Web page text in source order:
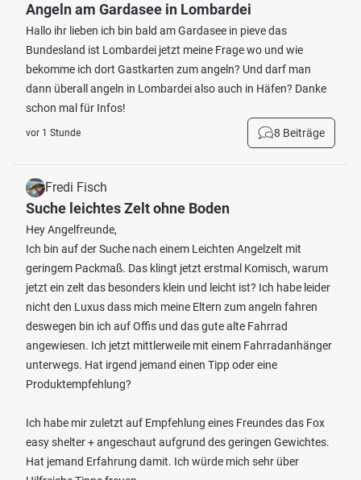
Angeln am Gardasee in Lombardei
Hallo ihr lieben ich bin bald am Gardasee in pieve das
Bundesland ist Lombardei jetzt meine Frage wo und wie
bekomme ich dort Gastkarten zum angeln? Und darf man
dann überall angeln in Lombardei also auch in Häfen? Danke
schon mal für Infos!
vor 1 Stunde 8 Beiträge
Fredi Fisch
Suche leichtes Zelt ohne Boden
Hey Angelfreunde,
Ich bin auf der Suche nach einem Leichten Angelzelt mit
geringem Packmaß. Das klingt jetzt erstmal Komisch, warum
jetzt ein zelt das besonders klein und leicht ist? Ich habe leider
nicht den Luxus dass mich meine Eltern zum angeln fahren
deswegen bin ich auf Offis und das gute alte Fahrrad
angewiesen. Ich jetzt mittlerweile mit einem Fahrradanhänger
unterwegs. Hat irgend jemand einen Tipp oder eine
Produktempfehlung?
Ich habe mir zuletzt auf Empfehlung eines Freundes das Fox
easy shelter + angeschaut aufgrund des geringen Gewichtes.
Hat jemand Erfahrung damit. Ich würde mich sehr über